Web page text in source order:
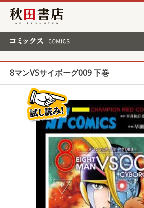
秋田書店
8マンVSサイボーグ009 下巻